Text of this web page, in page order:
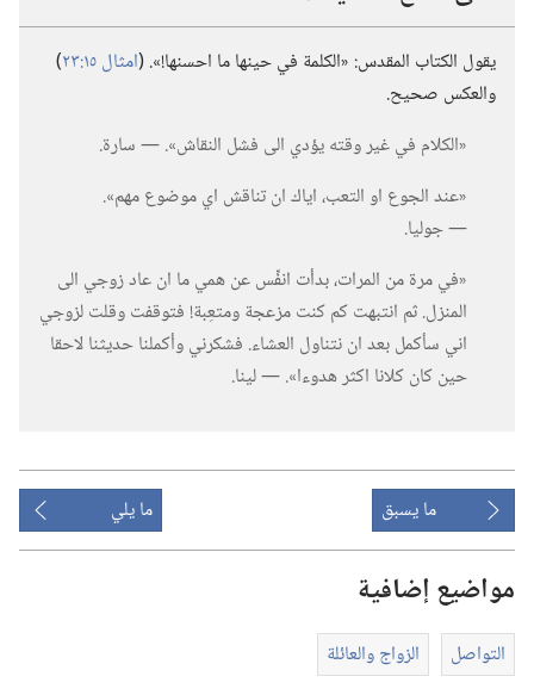
يقول الكتاب المقدس:‏ «الكلمة في حينها ما احسنها!‏».‏ (‏امثال ١٥:‏٢٣
‏)‏
والعكس صحيح.‏
‏«الكلام في غير وقته يؤدي الى فشل النقاش».‏ —‏ سارة.‏
‏«عند الجوع او التعب،‏ اياك ان تناقش اي موضوع مهم».‏
—‏ جوليا.‏
‏«في مرة من المرات،‏ بدأت انفِّس عن همي ما ان عاد زوجي الى
المنزل.‏ ثم انتبهت كم كنت مزعجة ومتعِبة!‏ فتوقفت وقلت لزوجي
اني سأكمل بعد ان نتناول العشاء.‏ فشكرني وأكملنا حديثنا لاحقا
حين كان كلانا اكثر هدوءا».‏ —‏ لينا.‏
ما يسبق ما يلي
مواضيع إضافية
التواصل الزواج والعائلة